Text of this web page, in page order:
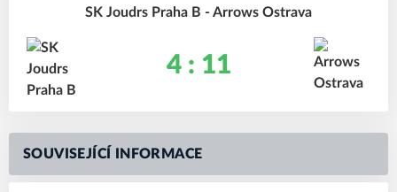
SK Joudrs Praha B - Arrows Ostrava
4 : 11
SOUVISEJÍCÍ INFORMACE